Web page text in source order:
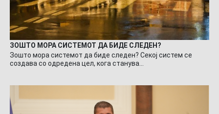
ЗОШТО МОРА СИСТЕМОТ ДА БИДЕ СЛЕДЕН?
Зошто мора системот да биде следен? Секој систем се
создава со одредена цел, кога станува…